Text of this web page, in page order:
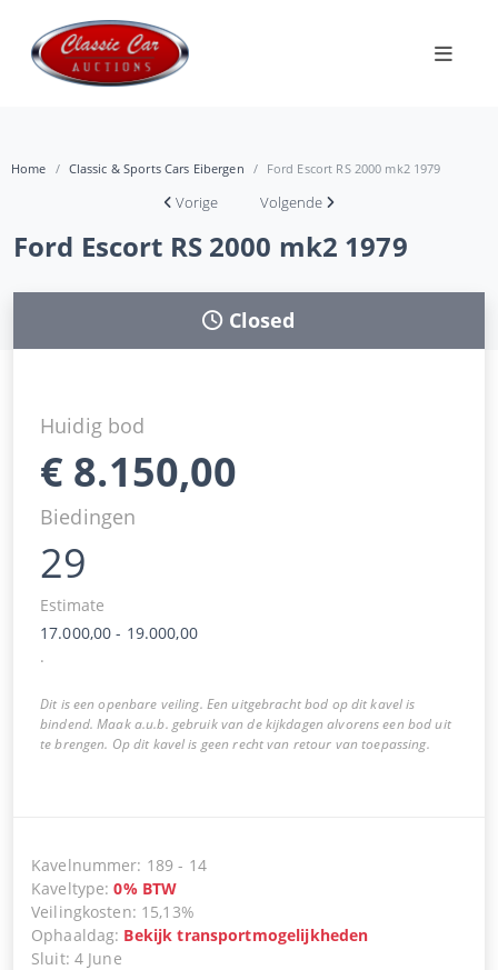
Home Classic & Sports Cars Eibergen Ford Escort RS 2000 mk2 1979
Vorige Volgende
Ford Escort RS 2000 mk2 1979
Closed
Huidig bod
€ 8.150,00
Biedingen
29
Estimate
17.000,00 - 19.000,00
.
Dit is een openbare veiling. Een uitgebracht bod op dit kavel is
bindend. Maak a.u.b. gebruik van de kijkdagen alvorens een bod uit
te brengen. Op dit kavel is geen recht van retour van toepassing.
Kavelnummer: 189 - 14
Kaveltype:0% BTW
Veilingkosten: 15,13%
Ophaaldag: Bekijk transportmogelijkheden
Sluit: 4 June